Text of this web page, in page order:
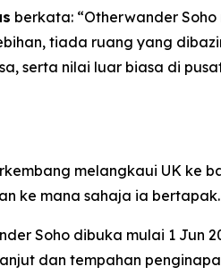
berkata: “Otherwander
tiada ruang yang
serta nilai luar biasa di
melangkaui UK ke
ke mana sahaja ia bertapak.
Soho dibuka mulai 1 Jun
dan tempahan